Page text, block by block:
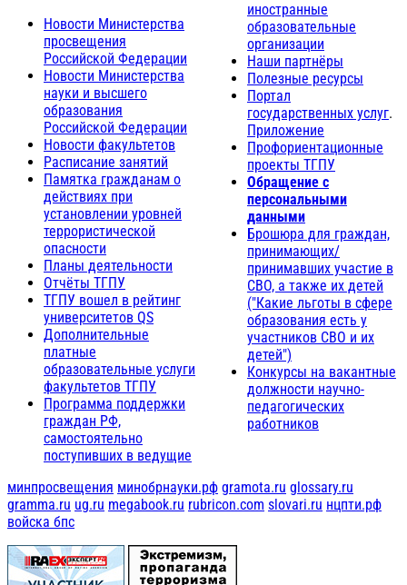
Новости Министерства
просвещения
Российской Федерации
Новости Министерства
науки и высшего
образования
Российской Федерации
Новости факультетов
Расписание занятий
Памятка гражданам о
действиях при
установлении уровней
террористической
опасности
Планы деятельности
Отчёты ТГПУ
ТГПУ вошел в рейтинг
университетов QS
Дополнительные
платные
образовательные услуги
факультетов ТГПУ
Программа поддержки
граждан РФ,
самостоятельно
поступивших в ведущие
иностранные
образовательные
организации
Наши партнёры
Полезные ресурсы
Портал
государственных услуг.
Приложение
Профориентационные
проекты ТГПУ
Обращение с
персональными
данными
Брошюра для граждан,
принимающих/
принимавших участие в
СВО, а также их детей
("Какие льготы в сфере
образования есть у
участников СВО и их
детей")
Конкурсы на вакантные
должности научно-
педагогических
работников
минпросвещения минобрнауки.рф gramota.ru glossary.ru
gramma.ru ug.ru megabook.ru rubricon.com slovari.ru нцпти.рф
войска бпс